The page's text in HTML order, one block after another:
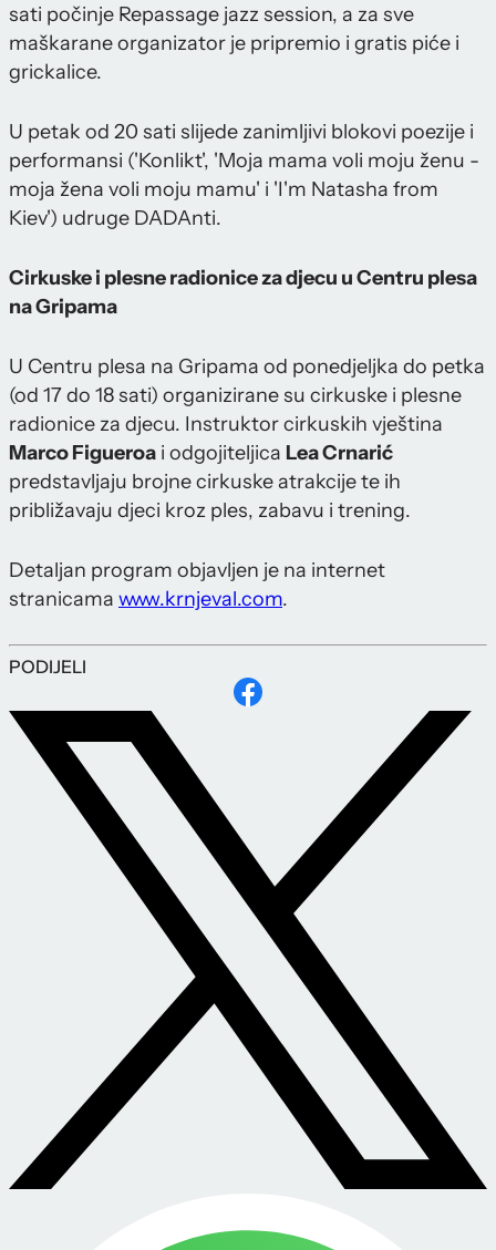
sati počinje Repassage jazz session, a za sve
maškarane organizator je pripremio i gratis piće i
grickalice.
U petak od 20 sati slijede zanimljivi blokovi poezije i
performansi ('Konlikt', 'Moja mama voli moju ženu -
moja žena voli moju mamu' i 'I'm Natasha from
Kiev') udruge DADAnti.
Cirkuske i plesne radionice za djecu u Centru plesa
na Gripama
U Centru plesa na Gripama od ponedjeljka do petka
(od 17 do 18 sati) organizirane su cirkuske i plesne
radionice za djecu. Instruktor cirkuskih vještina
Marco Figueroa i odgojiteljica Lea Crnarić
predstavljaju brojne cirkuske atrakcije te ih
približavaju djeci kroz ples, zabavu i trening.
Detaljan program objavljen je na internet
stranicama www.krnjeval.com.
PODIJELI